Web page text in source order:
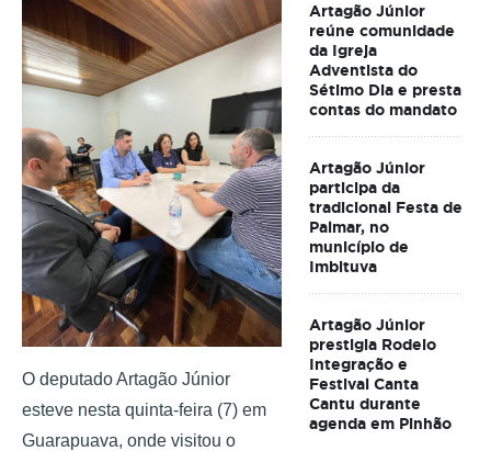
O deputado Artagão Júnior
esteve nesta quinta-feira (7) em
Guarapuava, onde visitou o
Artagão Júnior
reúne comunidade
da Igreja
Adventista do
Sétimo Dia e presta
contas do mandato
Artagão Júnior
participa da
tradicional Festa de
Palmar, no
município de
Imbituva
Artagão Júnior
prestigia Rodeio
Integração e
Festival Canta
Cantu durante
agenda em Pinhão